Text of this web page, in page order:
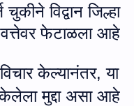
विद्वान जिल्हा
फेटाळला आहे.
केल्यानंतर,या
केलेला मुद्दा असा आहे